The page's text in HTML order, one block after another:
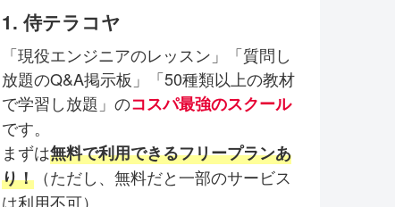
1. 侍テラコヤ
「現役エンジニアのレッスン」「質問し
放題のQ&A掲示板」「50種類以上の教材
で学習し放題」のコスパ最強のスクール
です。
まずは無料で利用できるフリープランあ
り！ （ただし、無料だと一部のサービス
は利用不可）